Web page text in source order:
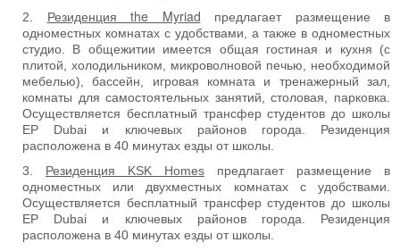
Резиденция the Myriad предлагает размещение в
одноместных комнатах с удобствами, а также в одноместных
студио. В общежитии имеется общая гостиная и кухня (с
плитой, холодильником, микроволновой печью, необходимой
мебелью), бассейн, игровая комната и тренажерный зал,
комнаты для самостоятельных занятий, столовая, парковка.
Осуществляется бесплатный трансфер студентов до школы
EP Dubai и ключевых районов города. Резиденция
расположена в 40 минутах езды от школы.
Резиденция KSK Homes предлагает размещение в
одноместных или двухместных комнатах с удобствами.
Осуществляется бесплатный трансфер студентов до школы
EP Dubai и ключевых районов города. Резиденция
расположена в 40 минутах езды от школы.